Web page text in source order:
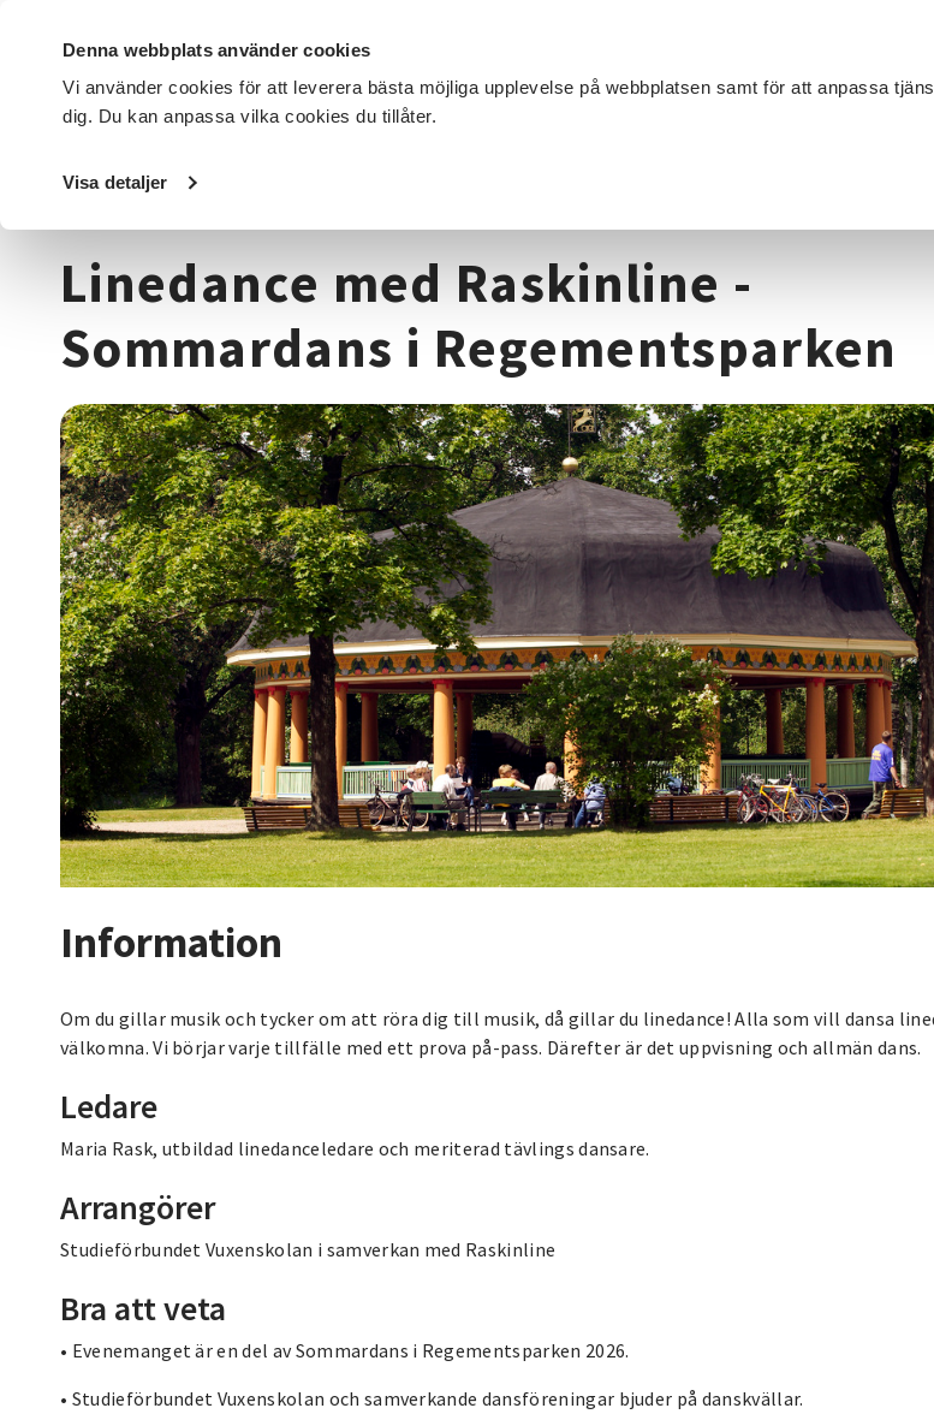
Denna webbplats använder cookies
Vi använder cookies för att leverera bästa möjliga upplevelse på webbplatsen samt för att anpassa
dig. Du kan anpassa vilka cookies du tillåter.
Visa detaljer
DET HÄR GÖR VI FÖR DIG SOM SÖK KURSER OCH EVENEMANG
Startsida / Kurser och evenemang
Linedance med Raskinline -
Sommardans i Regementsparken
Information
Om du gillar musik och tycker om att röra dig till musik, då gillar du linedance! Alla som vill dansa
välkomna. Vi börjar varje tillfälle med ett prova på-pass. Därefter är det uppvisning och allmän dans.
Ledare
Maria Rask, utbildad linedanceledare och meriterad tävlings dansare.
Arrangörer
Studieförbundet Vuxenskolan i samverkan med Raskinline
Bra att veta
• Evenemanget är en del av Sommardans i Regementsparken 2026.
• Studieförbundet Vuxenskolan och samverkande dansföreningar bjuder på danskvällar.